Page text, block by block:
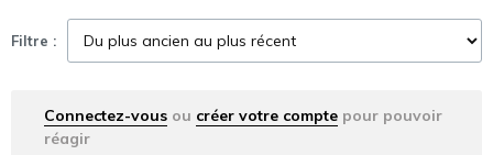
Filtre :
Connectez-vous ou créer votre compte pour pouvoir
réagir